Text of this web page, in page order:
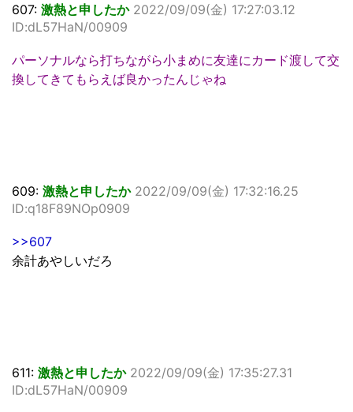
607: 激熱と申したか 2022/09/09(金) 17:27:03.12
ID:dL57HaN/00909
パーソナルなら打ちながら小まめに友達にカード渡して交
換してきてもらえば良かったんじゃね
609: 激熱と申したか 2022/09/09(金) 17:32:16.25
ID:q18F89NOp0909
>>607
余計あやしいだろ
611: 激熱と申したか 2022/09/09(金) 17:35:27.31
ID:dL57HaN/00909